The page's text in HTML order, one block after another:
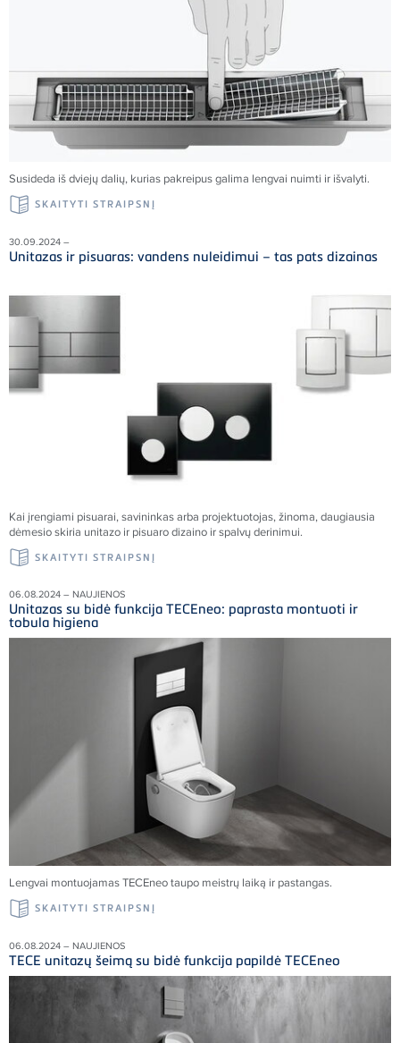
Susideda iš dviejų dalių, kurias pakreipus galima lengvai nuimti ir išvalyti.
SKAITYTI STRAIPSNĮ
30.09.2024 –
Unitazas ir pisuaras: vandens nuleidimui – tas pats dizainas
Kai įrengiami pisuarai, savininkas arba projektuotojas, žinoma, daugiausia
dėmesio skiria unitazo ir pisuaro dizaino ir spalvų derinimui.
SKAITYTI STRAIPSNĮ
06.08.2024 – NAUJIENOS
Unitazas su bidė funkcija TECEneo: paprasta montuoti ir
tobula higiena
Lengvai montuojamasTECEneo taupo meistrų laiką ir pastangas.
SKAITYTI STRAIPSNĮ
06.08.2024 – NAUJIENOS
TECE unitazų šeimą su bidė funkcija papildė TECEneo